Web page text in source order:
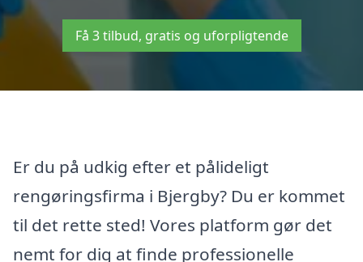
Få 3 tilbud, gratis og uforpligtende
Er du på udkig efter et pålideligt
rengøringsfirma i Bjergby? Du er kommet
til det rette sted! Vores platform gør det
nemt for dig at finde professionelle